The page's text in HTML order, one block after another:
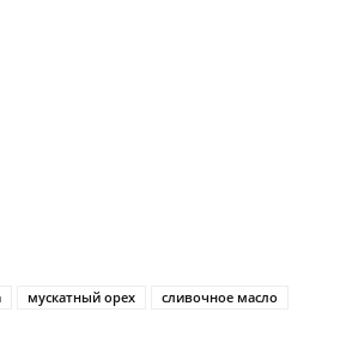
мускатный орех сливочное масло